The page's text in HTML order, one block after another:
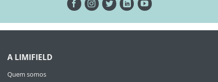
A LIMIFIELD
Quem somos